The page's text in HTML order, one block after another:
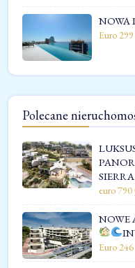
NOWA
Euro
Polecane
euro
NOWE
Euro